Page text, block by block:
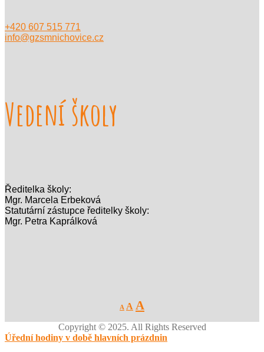
+420 607 515 771
info@gzsmnichovice.cz
Vedení školy
Ředitelka školy:
Mgr. Marcela Erbeková
Statutární zástupce ředitelky školy:
Mgr. Petra Kaprálková
A
Decrease
font
A Reset
font
size.
A
font
size.
Copyright © 2025. All Rights Reserved
Úřední hodiny v době hlavních prázdnin